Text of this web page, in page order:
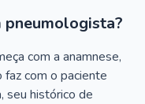
pneumologista?
com a anamnese,
com o paciente
seu histórico de